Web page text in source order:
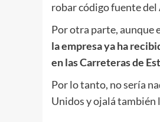
robar código fuente
Por otra parte, aunque
la empresa ya ha
en las Carreteras de
Por lo tanto, no sería
Unidos y ojalá también